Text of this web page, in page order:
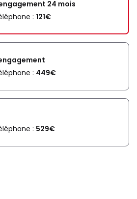
24 mois
: 121€
: 449€
: 529€